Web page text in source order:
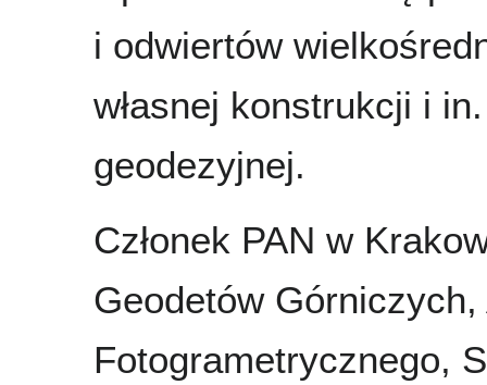
i odwiertów
własnej konstrukcji i
geodezyjnej.
Członek PAN w
Geodetów
Fotogrametrycznego,